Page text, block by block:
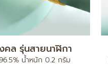
เบนซ์มีนาปะคำจี้หัวใจ
น้ำหนัก 2 สลึง